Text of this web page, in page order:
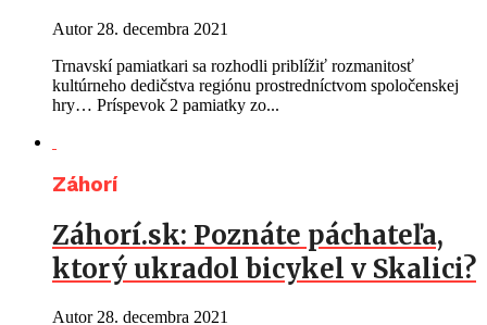
Autor 28. decembra 2021
Trnavskí pamiatkari sa rozhodli priblížiť rozmanitosť
kultúrneho dedičstva regiónu prostredníctvom spoločenskej
hry… Príspevok 2 pamiatky zo...
Záhorí
Záhorí.sk: Poznáte páchateľa,
ktorý ukradol bicykel v Skalici?
Autor 28. decembra 2021